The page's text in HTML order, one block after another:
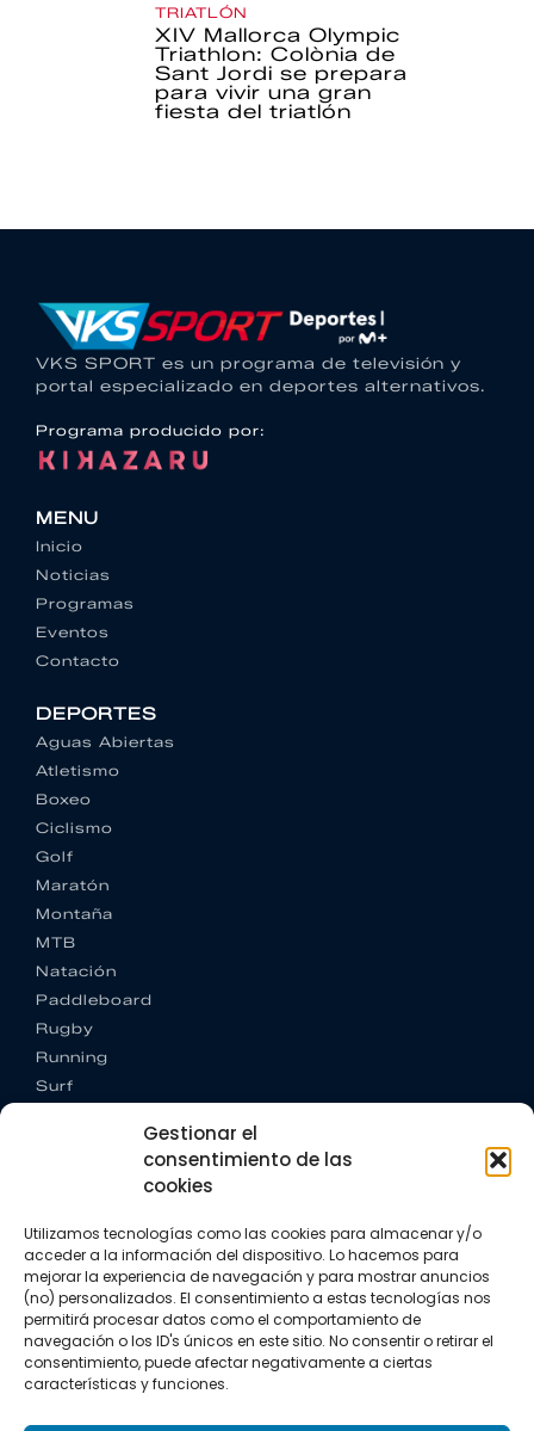
Gestionar el
consentimiento de las
cookies
Utilizamos tecnologías como las cookies para almacenar y/o
acceder a la información del dispositivo. Lo hacemos para
mejorar la experiencia de navegación y para mostrar anuncios
(no) personalizados. El consentimiento a estas tecnologías nos
permitirá procesar datos como el comportamiento de
navegación o los ID's únicos en este sitio. No consentir o retirar el
consentimiento, puede afectar negativamente a ciertas
características y funciones.
TRIATLÓN
XIV Mallorca Olympic
Triathlon: Colònia de
Sant Jordi se prepara
para vivir una gran
fiesta del triatlón
VKS SPORT es un programa de televisión y
portal especializado en deportes alternativos.
Programa producido por:
MENU
Inicio
Noticias
Programas
Eventos
Contacto
DEPORTES
Aguas Abiertas
Atletismo
Boxeo
Ciclismo
Golf
Maratón
Montaña
MTB
Natación
Paddleboard
Rugby
Running
Surf
CONTACTO
+34 662 342 177
info@vkssport.com
SÍGUENOS